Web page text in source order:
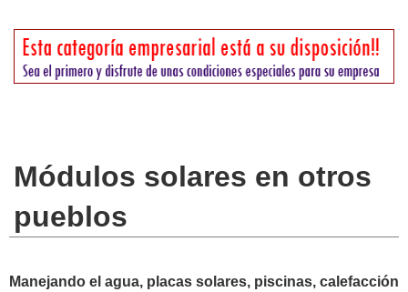
Módulos solares en otros
pueblos
Manejando el agua, placas solares, piscinas, calefacción